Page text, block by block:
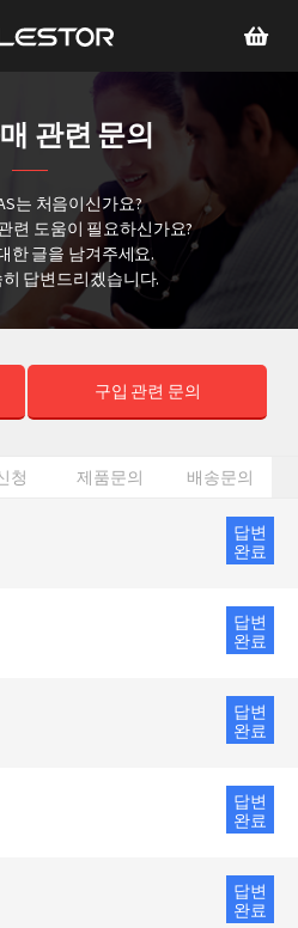
관련 문의
는 처음이신가요?
련 도움이 필요하신가요?
한 글을 남겨주세요.
답변드리겠습니다.
구입 관련 문의
청 제품문의 배송문의
답변
완료
답변
완료
답변
완료
답변
완료
답변
완료